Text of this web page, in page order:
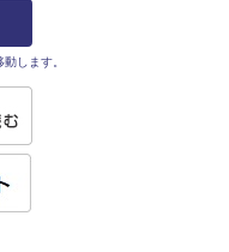
します。